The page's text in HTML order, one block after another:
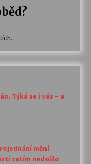
Týká se i vás – a
mění
zatím nedošlo